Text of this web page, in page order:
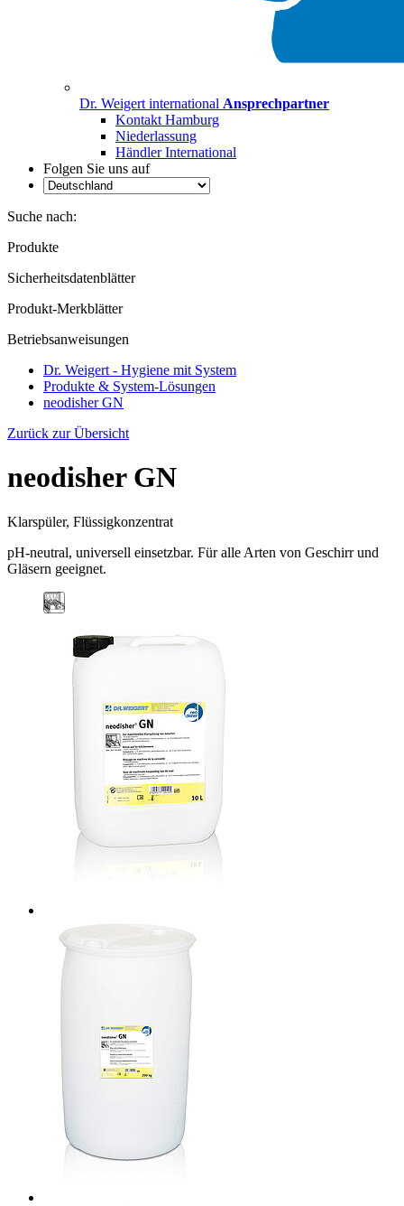
Dr. Weigert international Ansprechpartner
Kontakt Hamburg
Niederlassung
Händler International
Folgen Sie uns auf
Suche nach:
Produkte
Sicherheitsdatenblätter
Produkt-Merkblätter
Betriebsanweisungen
Dr. Weigert - Hygiene mit System
Produkte & System-Lösungen
neodisher GN
Zurück zur Übersicht
neodisher GN
Klarspüler, Flüssigkonzentrat
pH-neutral, universell einsetzbar. Für alle Arten von Geschirr und
Gläsern geeignet.